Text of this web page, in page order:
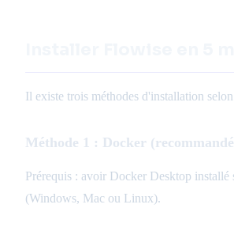
Il existe trois méthodes d'installation
Méthode 1 : Docker
Prérequis : avoir Docker Desktop installé
(Windows, Mac ou Linux).